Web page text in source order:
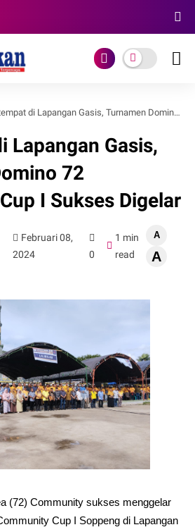
di Lapangan Gasis, Turnamen Domino 72 Community Cup I Sukses Digelar
Lapangan Gasis,
72
I Sukses Digelar
Februari 08,
2024
0
1 min
read
A
A
(72) Community sukses menggelar
Cup I Soppeng di Lapangan